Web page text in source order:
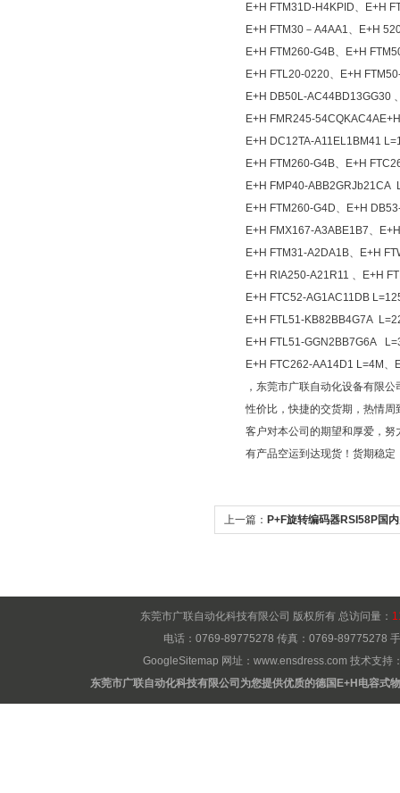
E+H FTM31D-H4KPID、E+H
E+H FTM30－A4AA1、E+H
E+H FTM260-G4B、E+H
E+H FTL20-0220、E+H
E+H DB50L-AC44BD13GG30
E+H FMR245-
E+H DC12TA-A11EL1BM41
E+H FTM260-G4B、E+H
E+H FMP40-ABB2GRJb21CA
E+H FTM260-G4D、E+H
E+H FMX167-A3ABE1B7、
E+H FTM31-A2DA1B、E+H
E+H RIA250-A21R11 、E+H
E+H FTC52-AG1AC11DB
E+H FTL51-KB82BB4G7A
E+H FTL51-GGN2BB7G6A
E+H FTC262-AA14D1 L=4M
，东莞市广联自动化设备有限
性价比，快捷的交货期，热情
客户对本公司的期望和厚爱，
有产品空运到达现货！货期稳
上一篇： P+F旋转编码器RSI58P国
东莞市广联自动化科技有限公司 版权所有 总访问量：
电话：0769-89775278 传真：0769-89775278
GoogleSitemap 网址： www.ensdress.com 技术支持
东莞市广联自动化科技有限公司为您提供优质的德国E+H电容